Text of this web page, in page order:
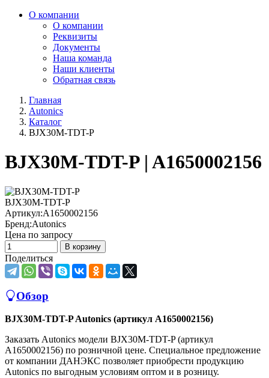
О компании
О компании
Реквизиты
Документы
Наша команда
Наши клиенты
Обратная связь
Главная
Autonics
Каталог
BJX30M-TDT-P
BJX30M-TDT-P | A1650002156
BJX30M-TDT-P
Артикул:A1650002156
Бренд:Autonics
Цена по запросу
В корзину
Поделиться
Обзор
BJX30M-TDT-P Autonics (артикул A1650002156)
Заказать Autonics модели BJX30M-TDT-P (артикул
A1650002156) по розничной цене. Специальное предложение
от компании ДАНЭКС позволяет приобрести продукцию
Autonics по выгодным условиям оптом и в розницу.